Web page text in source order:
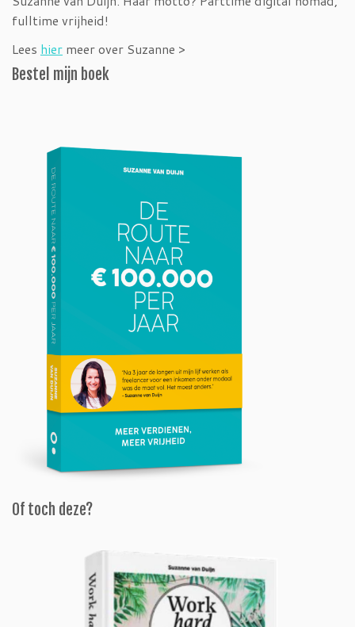
fulltime vrijheid!
Lees hier meer over Suzanne >
Bestel mijn boek
Of toch deze?